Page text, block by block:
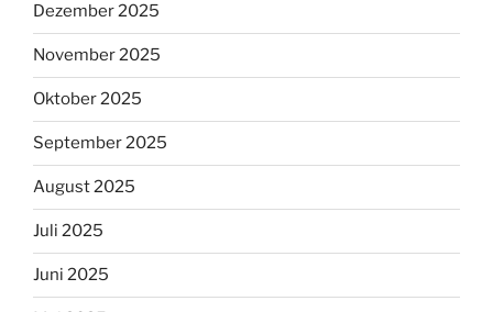
Dezember 2025
November 2025
Oktober 2025
September 2025
August 2025
Juli 2025
Juni 2025